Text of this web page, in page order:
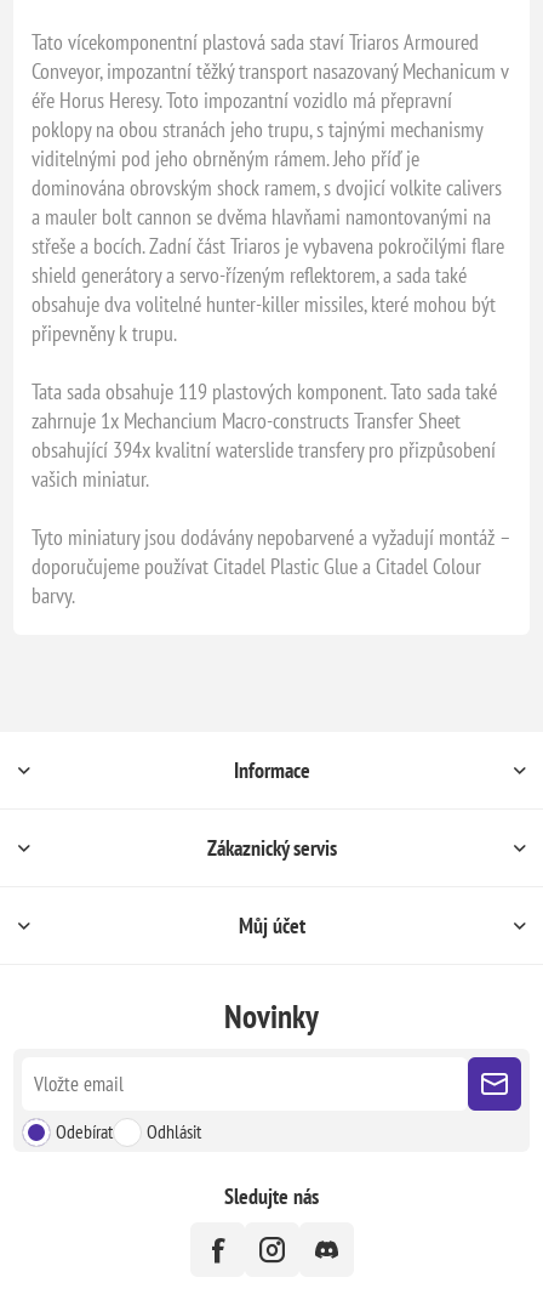
Tato vícekomponentní plastová sada staví Triaros Armoured
Conveyor, impozantní těžký transport nasazovaný Mechanicum v
éře Horus Heresy. Toto impozantní vozidlo má přepravní
poklopy na obou stranách jeho trupu, s tajnými mechanismy
viditelnými pod jeho obrněným rámem. Jeho příď je
dominována obrovským shock ramem, s dvojicí volkite calivers
a mauler bolt cannon se dvěma hlavňami namontovanými na
střeše a bocích. Zadní část Triaros je vybavena pokročilými flare
shield generátory a servo-řízeným reflektorem, a sada také
obsahuje dva volitelné hunter-killer missiles, které mohou být
připevněny k trupu.
Tata sada obsahuje 119 plastových komponent. Tato sada také
zahrnuje 1x Mechancium Macro-constructs Transfer Sheet
obsahující 394x kvalitní waterslide transfery pro přizpůsobení
vašich miniatur.
Tyto miniatury jsou dodávány nepobarvené a vyžadují montáž –
doporučujeme používat Citadel Plastic Glue a Citadel Colour
barvy.
Informace
Zákaznický servis
Můj účet
Novinky
Odebírat Odhlásit
Sledujte nás